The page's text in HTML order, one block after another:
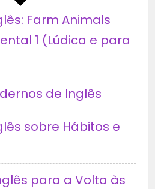
Farm Animals
1 (Lúdica e para
de Inglês
sobre Hábitos e
para a Volta às